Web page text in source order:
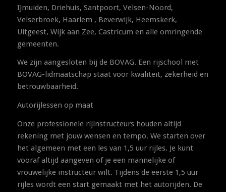
IJmuiden, Driehuis, Santpoort, Velsen-Noord,
Velserbroek, Haarlem , Beverwijk, Heemskerk,
Uitgeest, Wijk aan Zee, Castricum en alle omringende
gemeenten.
We zijn aangesloten bij de BOVAG. Een rijschool met
BOVAG-lidmaatschap staat voor kwaliteit, zekerheid en
betrouwbaarheid.
Autorijlessen op maat
Onze professionele rijinstructeurs houden altijd
rekening met jouw wensen en tempo. We starten over
het algemeen met een les van 1,5 uur rijles. Je kunt
vooraf altijd aangeven of je een mannelijke of
vrouwelijke instructeur wilt. Tijdens de eerste 1,5 uur
rijles wordt een start gemaakt met het autorijden. De